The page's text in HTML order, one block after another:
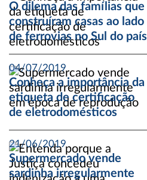
O dilema das famílias que
construíram casas ao lado
de ferrovias no Sul do país
04/07/2019
Conheça a importância da
etiqueta de certificação
de eletrodomésticos
21/06/2019
Supermercado vende
sardinha irregularmente